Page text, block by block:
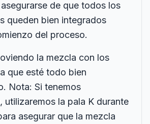
de que todos los
queden bien integrados
del proceso.
la mezcla con los
que esté todo bien
Nota: Si tenemos
utilizaremos la pala K durante
asegurar que la mezcla